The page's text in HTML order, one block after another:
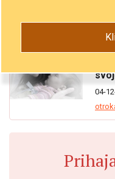
se
04-